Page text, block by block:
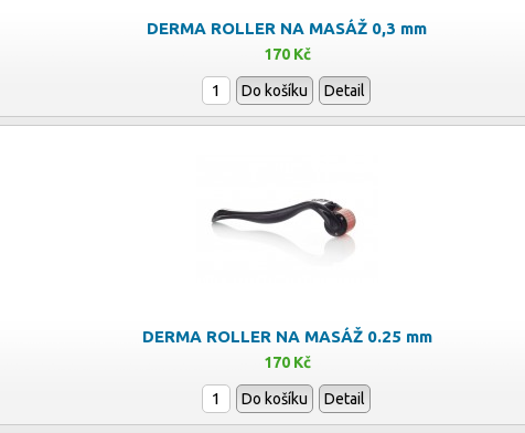
DERMA ROLLER NA MASÁŽ 0,3 mm
170 Kč
Do košíku Detail
DERMA ROLLER NA MASÁŽ 0.25 mm
170 Kč
Do košíku Detail